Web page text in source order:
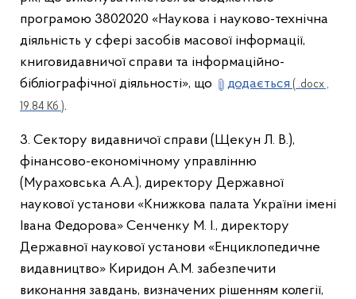
програмою 3802020 «Наукова і науково-технічна
діяльність у сфері засобів масової інформації,
книговидавничої справи та інформаційно-
бібліографічної діяльності», що
додається ( .docx ,
19.84 Кб ).
3. Сектору видавничої справи (Щекун Л. В.),
фінансово-економічному управлінню
(Мураховська А.А.), директору Державної
наукової установи «Книжкова палата України імені
Івана Федорова» Сенченку М. І., директору
Державної наукової установи «Енциклопедичне
видавництво» Киридон А.М. забезпечити
виконання завдань, визначених рішенням колегії,